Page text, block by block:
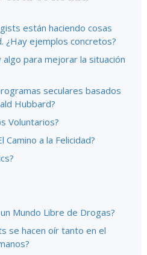
están haciendo cosas
¿Hay ejemplos concretos?
algo para mejorar la situación
seculares basados
Hubbard?
Voluntarios?
Camino a la Felicidad?
Mundo Libre de Drogas?
se hacen oír tanto en el